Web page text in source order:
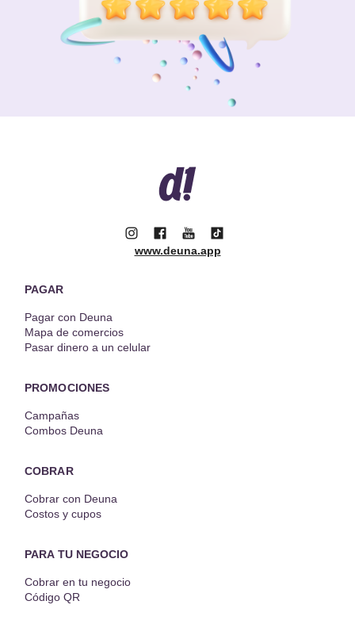
www.deuna.app
PAGAR
Pagar con Deuna
Mapa de comercios
Pasar dinero a un celular
PROMOCIONES
Campañas
Combos Deuna
COBRAR
Cobrar con Deuna
Costos y cupos
PARA TU NEGOCIO
Cobrar en tu negocio
Código QR